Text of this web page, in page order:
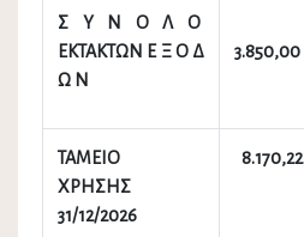
Σ Υ Ν Ο Λ Ο
ΕΚΤΑΚΤΩΝ Ε Ξ Ο Δ
Ω Ν
3.850,00
ΤΑΜΕΙΟ
ΧΡΗΣΗΣ
31/12/2026
8.170,22